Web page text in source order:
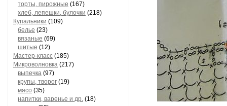
торты, пирожные (167)
хлеб, лепешки, булочки (218)
Купальники (109)
белье (23)
вязаные (69)
шитые (12)
Мастер-класс (185)
Микроволновка (217)
выпечка (97)
крупы, творог (19)
мясо (35)
напитки, варенье и др. (18)